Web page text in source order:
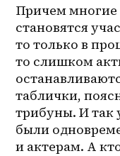
Причем многие
становятся
то только в
то слишком
таблички,
трибуны. И так
были
и актерам. А